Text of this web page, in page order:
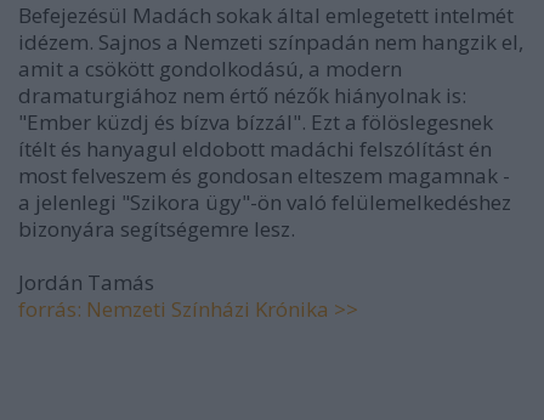
Befejezésül Madách sokak által emlegetett intelmét
idézem. Sajnos a Nemzeti színpadán nem hangzik el,
amit a csökött gondolkodású, a modern
dramaturgiához nem értő nézők hiányolnak is:
"Ember küzdj és bízva bízzál". Ezt a fölöslegesnek
ítélt és hanyagul eldobott madáchi felszólítást én
most felveszem és gondosan elteszem magamnak -
a jelenlegi "Szikora ügy"-ön való felülemelkedéshez
bizonyára segítségemre lesz.
Jordán Tamás
forrás: Nemzeti Színházi Krónika >>